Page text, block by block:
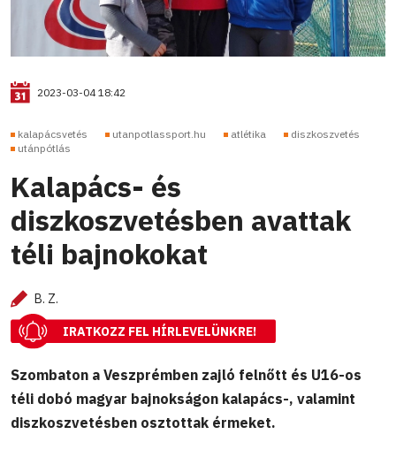
2023-03-04 18:42
kalapácsvetés utanpotlassport.hu atlétika
diszkoszvetés
utánpótlás
Kalapács- és
diszkoszvetésben avattak
téli bajnokokat
B. Z.
IRATKOZZ FEL HÍRLEVELÜNKRE!
Szombaton a Veszprémben zajló felnőtt és U16-os
téli dobó magyar bajnokságon kalapács-, valamint
diszkoszvetésben osztottak érmeket.